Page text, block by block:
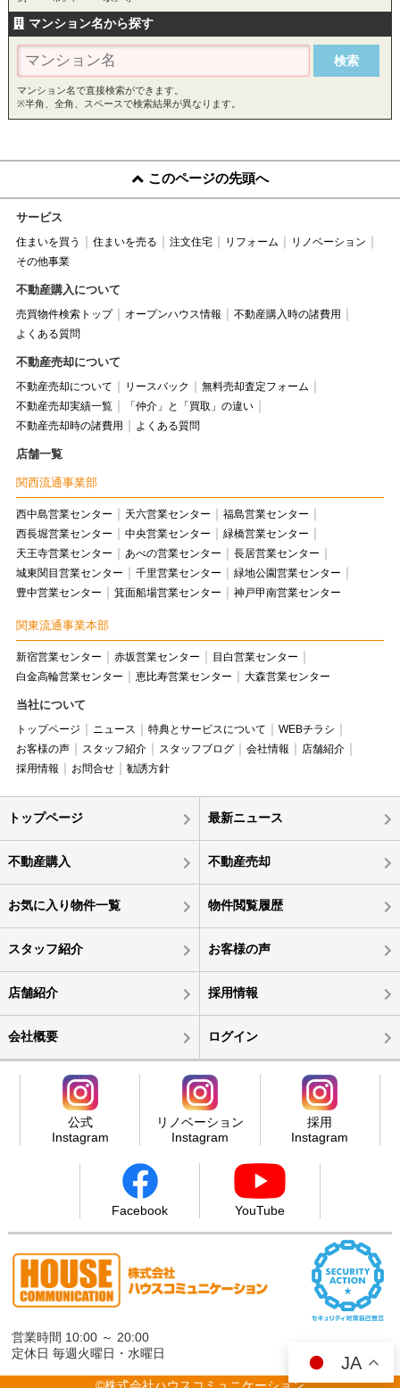
マンション名から探す
マンション名で直接検索ができます。
※半角、全角、スペースで検索結果が異なります。
このページの先頭へ
サービス
住まいを買う 住まいを売る 注文住宅 リフォーム
リノベーション
その他事業
不動産購入について
売買物件検索トップ オープンハウス情報
不動産購入時の諸費用
よくある質問
不動産売却について
不動産売却について リースバック
無料売却査定フォーム
不動産売却実績一覧
「仲介」と「買取」の違い
不動産売却時の諸費用
よくある質問
店舗一覧
関西流通事業部
西中島営業センター 天六営業センター
福島営業センター
西長堀営業センター
中央営業センター
緑橋営業センター
天王寺営業センター
あべの営業センター
長居営業センター
城東関目営業センター
千里営業センター
緑地公園営業センター
豊中営業センター
箕面船場営業センター 神戸甲南営業センター
関東流通事業本部
新宿営業センター 赤坂営業センター
目白営業センター
白金高輪営業センター
恵比寿営業センター 大森営業センター
当社について
トップページ ニュース 特典とサービスについて
WEBチラシ
お客様の声
スタッフ紹介 スタッフブログ 会社情報
店舗紹介
採用情報
お問合せ 勧誘方針
トップページ 最新ニュース
不動産購入 不動産売却
お気に入り物件一覧 物件閲覧履歴
スタッフ紹介 お客様の声
店舗紹介 採用情報
会社概要 ログイン
公式
Instagram
リノベーション
Instagram
採用
Instagram
Facebook YouTube
営業時間 10:00 ～ 20:00
定休日 毎週火曜日・水曜日
©株式会社ハウスコミュニケーション
JA